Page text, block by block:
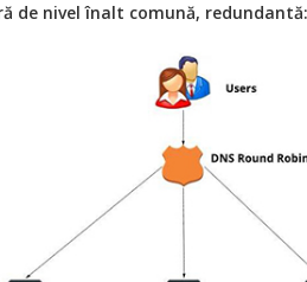
de nivel înalt comună, redundantă: